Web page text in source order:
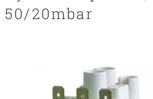
50/20mbar